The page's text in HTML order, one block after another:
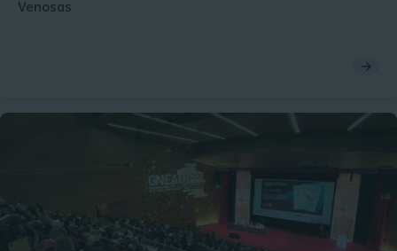
Venosas